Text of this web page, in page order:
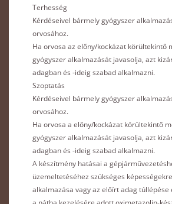
Terhesség
Kérdéseivel bármely gyógyszer
orvosához.
Ha orvosa az előny/kockázat körültekintő
gyógyszer alkalmazását javasolja, azt
adagban és -ideig szabad alkalmazni.
Szoptatás
Kérdéseivel bármely gyógyszer
orvosához.
Ha orvosa a előny/kockázat körültekintő
gyógyszer alkalmazását javasolja, azt
adagban és -ideig szabad alkalmazni.
A készítmény hatásai a
üzemeltetéséhez szükséges
alkalmazása vagy az előírt adag túllépése